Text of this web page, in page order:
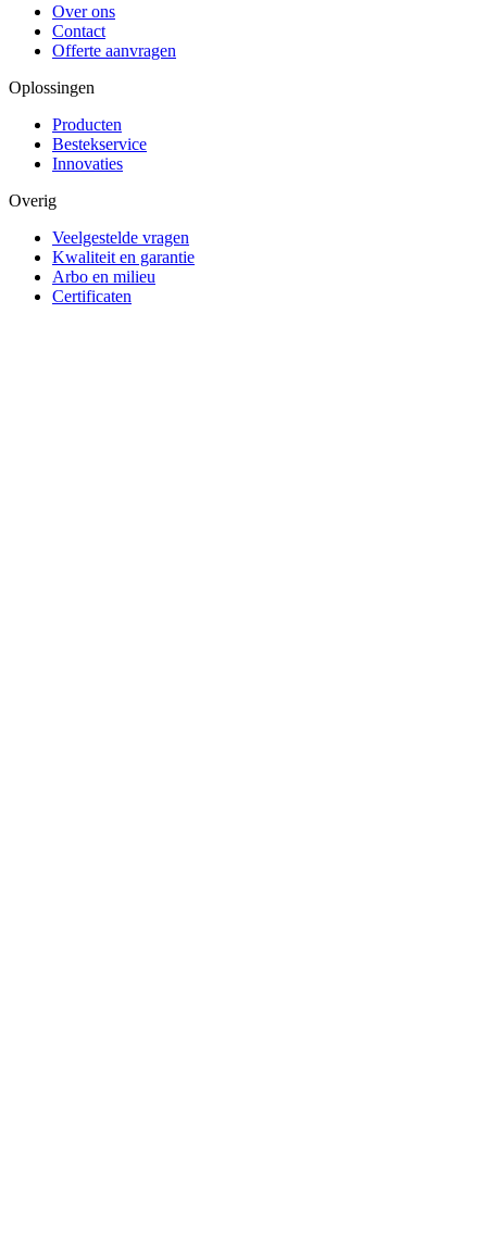
Over ons
Contact
Offerte aanvragen
Oplossingen
Producten
Bestekservice
Innovaties
Overig
Veelgestelde vragen
Kwaliteit en garantie
Arbo en milieu
Certificaten